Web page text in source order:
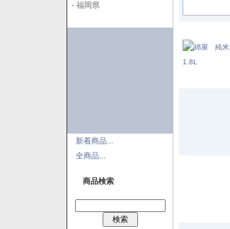
- 福岡県
新着商品...
全商品...
商品検索